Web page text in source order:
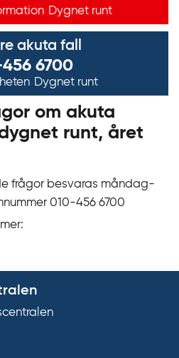
Dygnet runt
akuta fall
6700
Dygnet runt
om akuta
runt, året
frågor besvaras måndag-
010‍-‍456 6700